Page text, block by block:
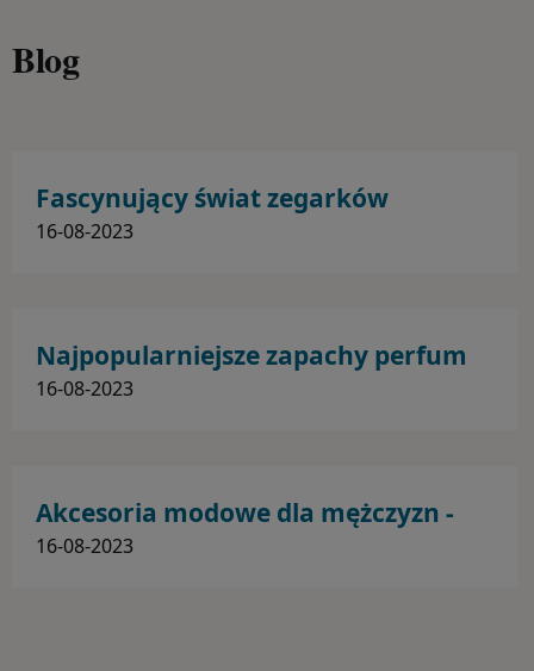
Zegarek męski CASIO G-SHOCK GA-110CD-1A2ER
Blog
Fascynujący świat zegarków
automatycznych
16-08-2023
Najpopularniejsze zapachy perfum
dla kobiet
16-08-2023
Akcesoria modowe dla mężczyzn -
paski i portfele
16-08-2023